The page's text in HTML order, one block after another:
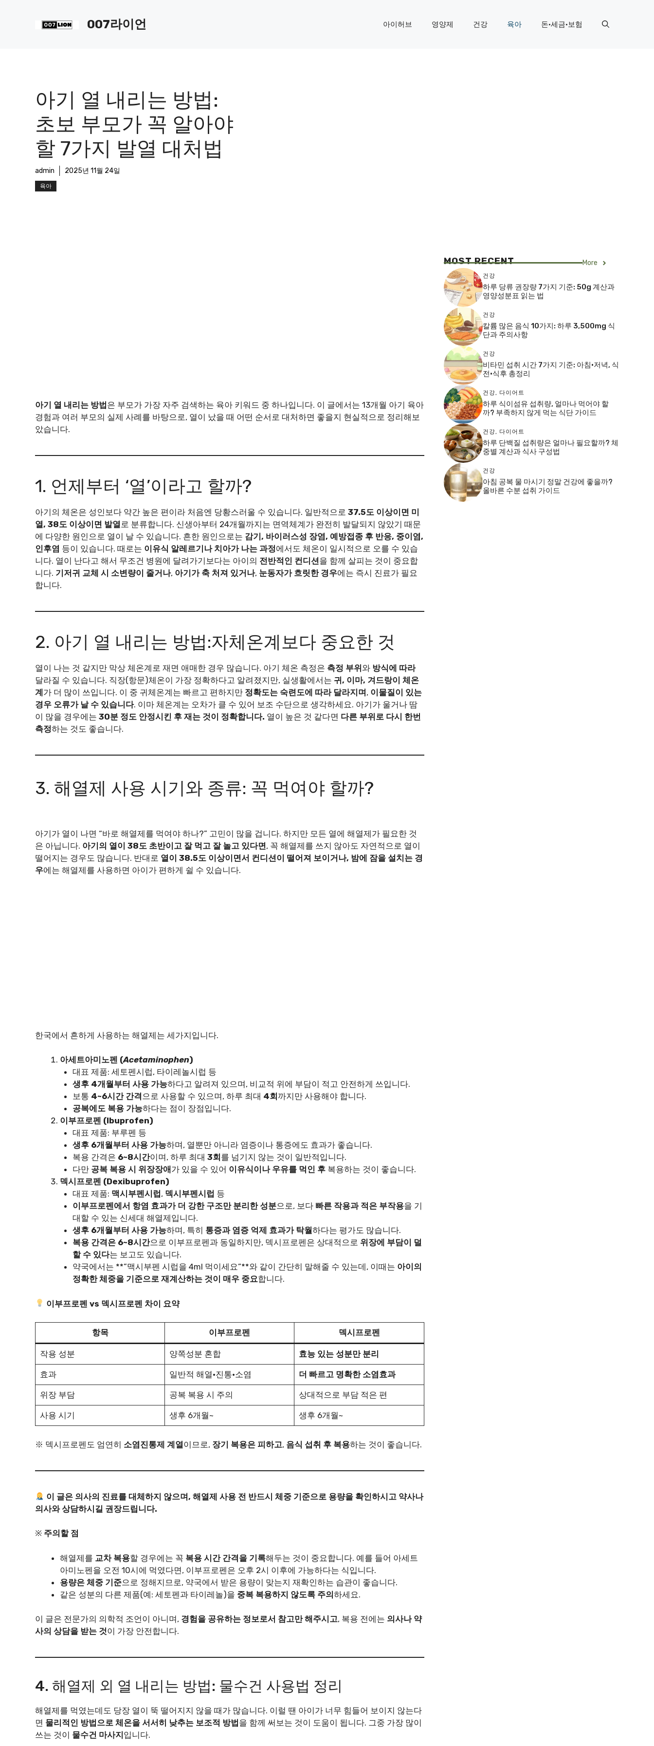
007라이언 아이허브 영양제 건강 육아 돈·세금·보험
아기 열 내리는 방법:
초보 부모가 꼭 알아야
할 7가지 발열 대처법
admin 2025년 11월 24일
육아
아기 열 내리는 방법 은 부모가 가장 자주 검색하는 육아 키워드 중 하나입니다. 이 글에서는 13개월 아기 육아
경험과 여러 부모의 실제 사례를 바탕으로, 열이 났을 때 어떤 순서로 대처하면 좋을지 현실적으로 정리해보
았습니다.
1. 언제부터 ‘열’이라고 할까?
아기의 체온은 성인보다 약간 높은 편이라 처음엔 당황스러울 수 있습니다. 일반적으로 37.5도 이상이면 미
열, 38도 이상이면 발열로 분류합니다. 신생아부터 24개월까지는 면역체계가 완전히 발달되지 않았기 때문
에 다양한 원인으로 열이 날 수 있습니다. 흔한 원인으로는 감기, 바이러스성 장염, 예방접종 후 반응, 중이염,
인후염 등이 있습니다. 때로는 이유식 알레르기나 치아가 나는 과정에서도 체온이 일시적으로 오를 수 있습
니다. 열이 난다고 해서 무조건 병원에 달려가기보다는 아이의 전반적인 컨디션을 함께 살피는 것이 중요합
니다. 기저귀 교체 시 소변량이 줄거나, 아기가 축 처져 있거나, 눈동자가 흐릿한 경우에는 즉시 진료가 필요
합니다.
2. 아기 열 내리는 방법:자체온계보다 중요한 것
열이 나는 것 같지만 막상 체온계로 재면 애매한 경우 많습니다. 아기 체온 측정은 측정 부위 와 방식에 따라
달라질 수 있습니다. 직장(항문)체온이 가장 정확하다고 알려졌지만, 실생활에서는 귀, 이마, 겨드랑이 체온
계 가 더 많이 쓰입니다. 이 중 귀체온계는 빠르고 편하지만 정확도는 숙련도에 따라 달라지며 , 이물질이 있는
경우 오류가 날 수 있습니다. 이마 체온계는 오차가 클 수 있어 보조 수단으로 생각하세요. 아기가 울거나 땀
이 많을 경우에는 30분 정도 안정시킨 후 재는 것이 정확합니다. 열이 높은 것 같다면 다른 부위로 다시 한번
측정하는 것도 좋습니다.
3. 해열제 사용 시기와 종류: 꼭 먹여야 할까?
아기가 열이 나면 “바로 해열제를 먹여야 하나?” 고민이 많을 겁니다. 하지만 모든 열에 해열제가 필요한 것
은 아닙니다. 아기의 열이 38도 초반이고 잘 먹고 잘 놀고 있다면, 꼭 해열제를 쓰지 않아도 자연적으로 열이
떨어지는 경우도 많습니다. 반대로 열이 38.5도 이상이면서 컨디션이 떨어져 보이거나, 밤에 잠을 설치는 경
우에는 해열제를 사용하면 아이가 편하게 쉴 수 있습니다.
한국에서 흔하게 사용하는 해열제는 세가지입니다.
아세트아미노펜 (Acetaminophen)
대표 제품: 세토펜시럽, 타이레놀시럽 등
생후 4개월부터 사용 가능하다고 알려져 있으며, 비교적 위에 부담이 적고 안전하게 쓰입니다.
보통 4~6시간 간격으로 사용할 수 있으며, 하루 최대 4회 까지만 사용해야 합니다.
공복에도 복용 가능하다는 점이 장점입니다.
이부프로펜 (Ibuprofen)
대표 제품: 부루펜 등
생후 6개월부터 사용 가능하며, 열뿐만 아니라 염증이나 통증에도 효과가 좋습니다.
복용 간격은 6~8시간이며, 하루 최대 3회 를 넘기지 않는 것이 일반적입니다.
다만 공복 복용 시 위장장애 가 있을 수 있어 이유식이나 우유를 먹인 후복용하는 것이 좋습니다.
덱시프로펜 (Dexibuprofen)
대표 제품: 맥시부펜시럽 , 덱시부펜시럽 등
이부프로펜에서 항염 효과가 더 강한 구조만 분리한 성분으로, 보다 빠른 작용과 적은 부작용을 기
대할 수 있는 신세대 해열제입니다.
생후 6개월부터 사용 가능하며, 특히 통증과 염증 억제 효과가 탁월 하다는 평가도 많습니다.
복용 간격은 6~8시간으로 이부프로펜과 동일하지만, 덱시프로펜은 상대적으로 위장에 부담이 덜
할 수 있다는 보고도 있습니다.
약국에서는 **”맥시부펜 시럽을 4ml 먹이세요”**와 같이 간단히 말해줄 수 있는데, 이때는 아이의
정확한 체중을 기준으로 재계산하는 것이 매우 중요합니다.
이부프로펜 vs 덱시프로펜 차이 요약
항목 이부프로펜 덱시프로펜
작용 성분 양쪽성분 혼합 효능 있는 성분만 분리
효과 일반적 해열·진통·소염 더 빠르고 명확한 소염효과
위장 부담 공복 복용 시 주의 상대적으로 부담 적은 편
사용 시기 생후 6개월~ 생후 6개월~
※ 덱시프로펜도 엄연히 소염진통제 계열이므로, 장기 복용은 피하고, 음식 섭취 후 복용하는 것이 좋습니다.
이 글은 의사의 진료를 대체하지 않으며, 해열제 사용 전 반드시 체중 기준으로 용량을 확인하시고 약사나
의사와 상담하시길 권장드립니다.
※ 주의할 점
해열제를 교차 복용할 경우에는 꼭 복용 시간 간격을 기록해두는 것이 중요합니다. 예를 들어 아세트
아미노펜을 오전 10시에 먹였다면, 이부프로펜은 오후 2시 이후에 가능하다는 식입니다.
용량은 체중 기준으로 정해지므로, 약국에서 받은 용량이 맞는지 재확인하는 습관이 좋습니다.
같은 성분의 다른 제품(예: 세토펜과 타이레놀)을 중복 복용하지 않도록 주의하세요.
이 글은 전문가의 의학적 조언이 아니며, 경험을 공유하는 정보로서 참고만 해주시고, 복용 전에는 의사나 약
사의 상담을 받는 것이 가장 안전합니다.
4. 해열제 외 열 내리는 방법: 물수건 사용법 정리
해열제를 먹였는데도 당장 열이 뚝 떨어지지 않을 때가 많습니다. 이럴 땐 아이가 너무 힘들어 보이지 않는다
면 물리적인 방법으로 체온을 서서히 낮추는 보조적 방법 을 함께 써보는 것이 도움이 됩니다. 그중 가장 많이
쓰는 것이 물수건 마사지 입니다.
MOST RECENT More
건강
하루 당류 권장량 7가지 기준: 50g 계산과
영양성분표 읽는 법
건강
칼륨 많은 음식 10가지: 하루 3,500mg 식
단과 주의사항
건강
비타민 섭취 시간 7가지 기준: 아침·저녁, 식
전·식후 총정리
건강, 다이어트
하루 식이섬유 섭취량, 얼마나 먹어야 할
까? 부족하지 않게 먹는 식단 가이드
건강, 다이어트
하루 단백질 섭취량은 얼마나 필요할까? 체
중별 계산과 식사 구성법
건강
아침 공복 물 마시기 정말 건강에 좋을까?
올바른 수분 섭취 가이드